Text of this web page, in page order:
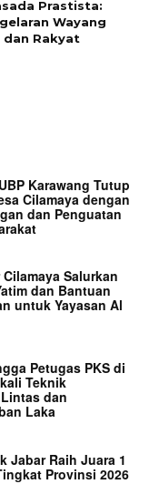
Prastista:
Wayang
dan Rakyat
Karawang Tutup
Cilamaya dengan
dan Penguatan
Salurkan
dan Bantuan
untuk Yayasan Al
Petugas PKS di
Teknik
dan
Laka
Jabar Raih Juara 1
Provinsi 2026